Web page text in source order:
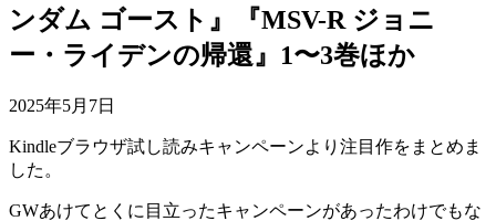
ンダム ゴースト』『MSV-R ジョニ
ー・ライデンの帰還』1〜3巻ほか
2025年5月7日
Kindleブラウザ試し読みキャンペーンより注目作をまとめま
した。
GWあけてとくに目立ったキャンペーンがあったわけでもな